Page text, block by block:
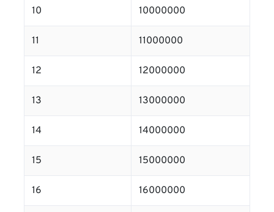
10 10000000
11 11000000
12 12000000
13 13000000
14 14000000
15 15000000
16 16000000